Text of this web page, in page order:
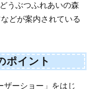
うぶつふれあいの森
どが案内されている
ポイント
ザーショー」をはじ